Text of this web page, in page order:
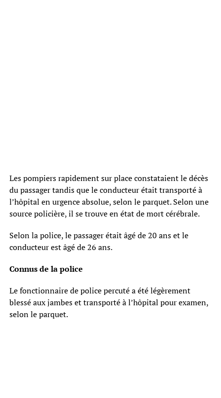
Les pompiers rapidement sur place constataient le décès
du passager tandis que le conducteur était transporté à
l’hôpital en urgence absolue, selon le parquet. Selon une
source policière, il se trouve en état de mort cérébrale.
Selon la police, le passager était âgé de 20 ans et le
conducteur est âgé de 26 ans.
Connus de la police
Le fonctionnaire de police percuté a été légèrement
blessé aux jambes et transporté à l’hôpital pour examen,
selon le parquet.